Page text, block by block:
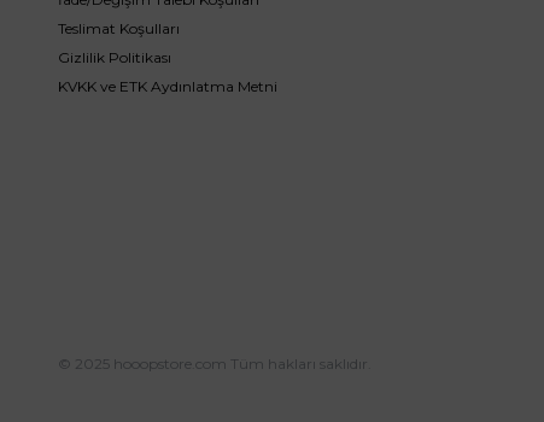
Teslimat Koşulları
Gizlilik Politikası
KVKK ve ETK Aydınlatma Metni
© 2025 hooopstore.com Tüm hakları saklıdır.